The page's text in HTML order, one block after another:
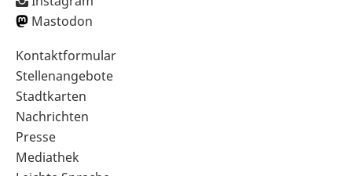
Mastodon
Sekundärnavigation
im
Fußbereich
Kontaktformular
Stellenangebote
Stadtkarten
Nachrichten
Presse
Mediathek